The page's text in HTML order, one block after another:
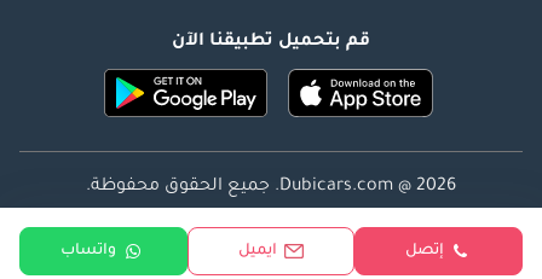
إتصل ايميل واتساب
قم بتحميل تطبيقنا الآن
Dubicars.com @ 2026. جميع الحقوق محفوظة.
العنوان: 2114 ، برج شذى ، المدينة الإعلامية ، دبي ، الإمارات